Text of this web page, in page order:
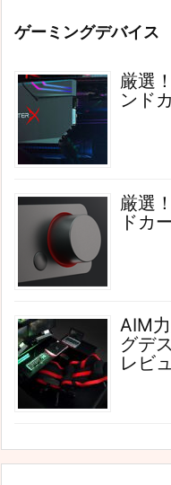
ゲーミングデバイス
厳選
ンド
厳選
ドカ
AIM
グデ
レビ